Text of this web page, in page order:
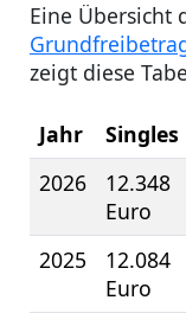
Eine Übersicht
zeigt diese
Jahr Singles
2026
12.348
Euro
2025
12.084
Euro